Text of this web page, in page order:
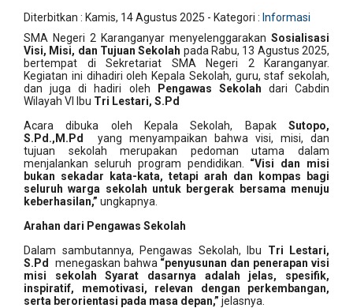
Diterbitkan : Kamis, 14 Agustus 2025 - Kategori : Informasi
SMA Negeri 2 Karanganyar menyelenggarakan Sosialisasi
Visi, Misi, dan Tujuan Sekolah pada Rabu, 13 Agustus 2025,
bertempat di Sekretariat SMA Negeri 2 Karanganyar.
Kegiatan ini dihadiri oleh Kepala Sekolah, guru, staf sekolah,
dan juga di hadiri oleh
Pengawas Sekolah dari Cabdin
Wilayah VI Ibu Tri Lestari, S.Pd
Acara dibuka oleh Kepala Sekolah, Bapak Sutopo,
S.Pd.,M.Pd
yang menyampaikan bahwa visi, misi, dan
tujuan sekolah merupakan pedoman utama dalam
menjalankan seluruh program pendidikan. “Visi dan misi
bukan sekadar kata-kata, tetapi arah dan kompas bagi
seluruh warga sekolah untuk bergerak bersama menuju
keberhasilan,” ungkapnya.
Arahan dari Pengawas Sekolah
Dalam sambutannya, Pengawas Sekolah, Ibu Tri Lestari,
S.Pd menegaskan bahwa “penyusunan dan penerapan visi
misi sekolah Syarat dasarnya adalah jelas, spesifik,
inspiratif, memotivasi, relevan dengan perkembangan,
serta berorientasi pada masa depan,” jelasnya.